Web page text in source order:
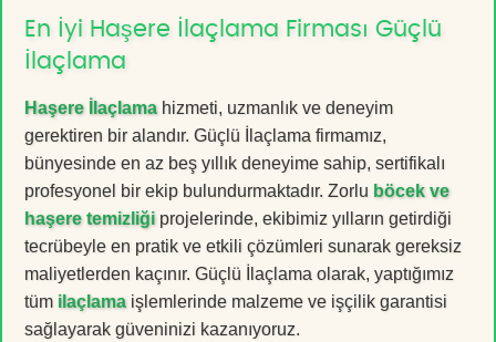
En İyi Haşere İlaçlama Firması Güçlü
İlaçlama
Haşere İlaçlamahizmeti, uzmanlık ve deneyim
gerektiren bir alandır. Güçlü İlaçlama firmamız,
bünyesinde en az beş yıllık deneyime sahip, sertifikalı
profesyonel bir ekip bulundurmaktadır. Zorlu böcek ve
haşere temizliği projelerinde, ekibimiz yılların getirdiği
tecrübeyle en pratik ve etkili çözümleri sunarak gereksiz
maliyetlerden kaçınır. Güçlü İlaçlama olarak, yaptığımız
tüm ilaçlamaişlemlerinde malzeme ve işçilik garantisi
sağlayarak güveninizi kazanıyoruz.